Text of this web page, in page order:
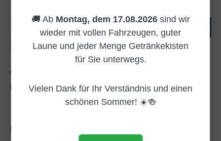
Produkt Anzahl: Gib den gewünschten
Beutel
Produktnummer:DG330863
🚚 Ab Montag, dem 17.08.2026sind wir
wieder mit vollen Fahrzeugen, guter
Laune und jeder Menge Getränkekisten
für Sie unterwegs.
Vielen Dank für Ihr Verständnis und einen
schönen Sommer! ☀️🍻